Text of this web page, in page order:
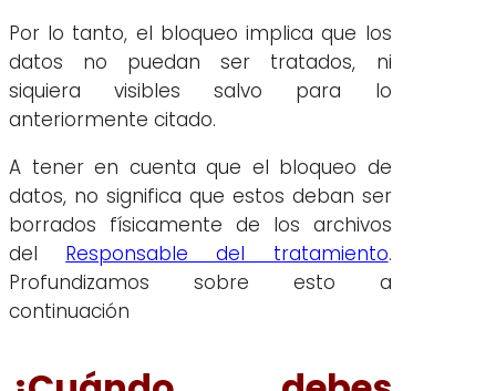
Por lo tanto, el bloqueo implica que los
datos no puedan ser tratados, ni
siquiera visibles salvo para lo
anteriormente citado.
A tener en cuenta que el bloqueo de
datos, no significa que estos deban ser
borrados físicamente de los archivos
del Responsable del tratamiento.
Profundizamos sobre esto a
continuación